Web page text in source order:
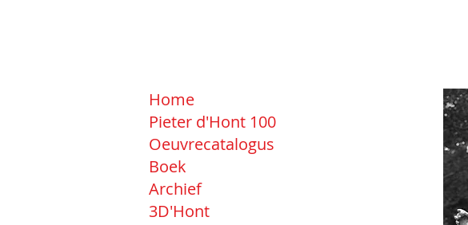
Home
Pieter d'Hont 100
Oeuvrecatalogus
Boek
Archief
3D'Hont